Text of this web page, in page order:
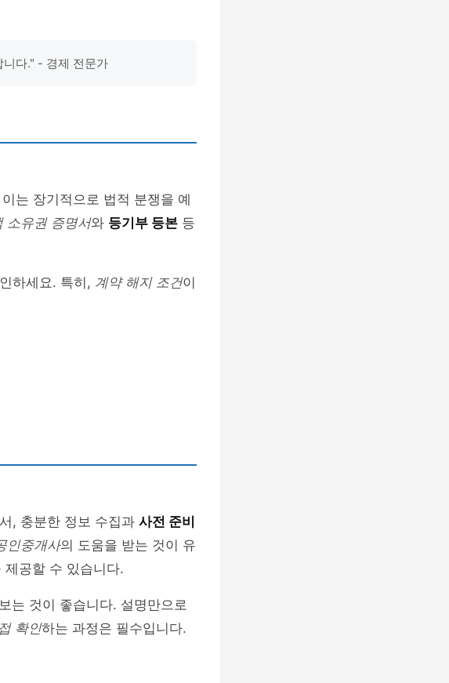
니다." - 경제 전문가
는 장기적으로 법적 분쟁을 예
소유권 증명서와 등기부 등본 등
하세요. 특히, 계약 해지 조건이
, 충분한 정보 수집과 사전 준비
인중개사의 도움을 받는 것이 유
제공할 수 있습니다.
는 것이 좋습니다. 설명만으로
확인하는 과정은 필수입니다.